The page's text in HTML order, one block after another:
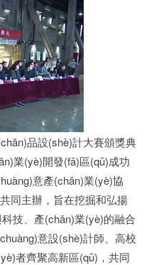
品設(shè)計大賽頒獎典
業(yè)開發(fā)區(qū)成功
意產(chǎn)業(yè)協
同主辦，旨在挖掘和弘揚
技、產(chǎn)業(yè)的融合
意設(shè)計師、高校
者齊聚高新區(qū)，共同